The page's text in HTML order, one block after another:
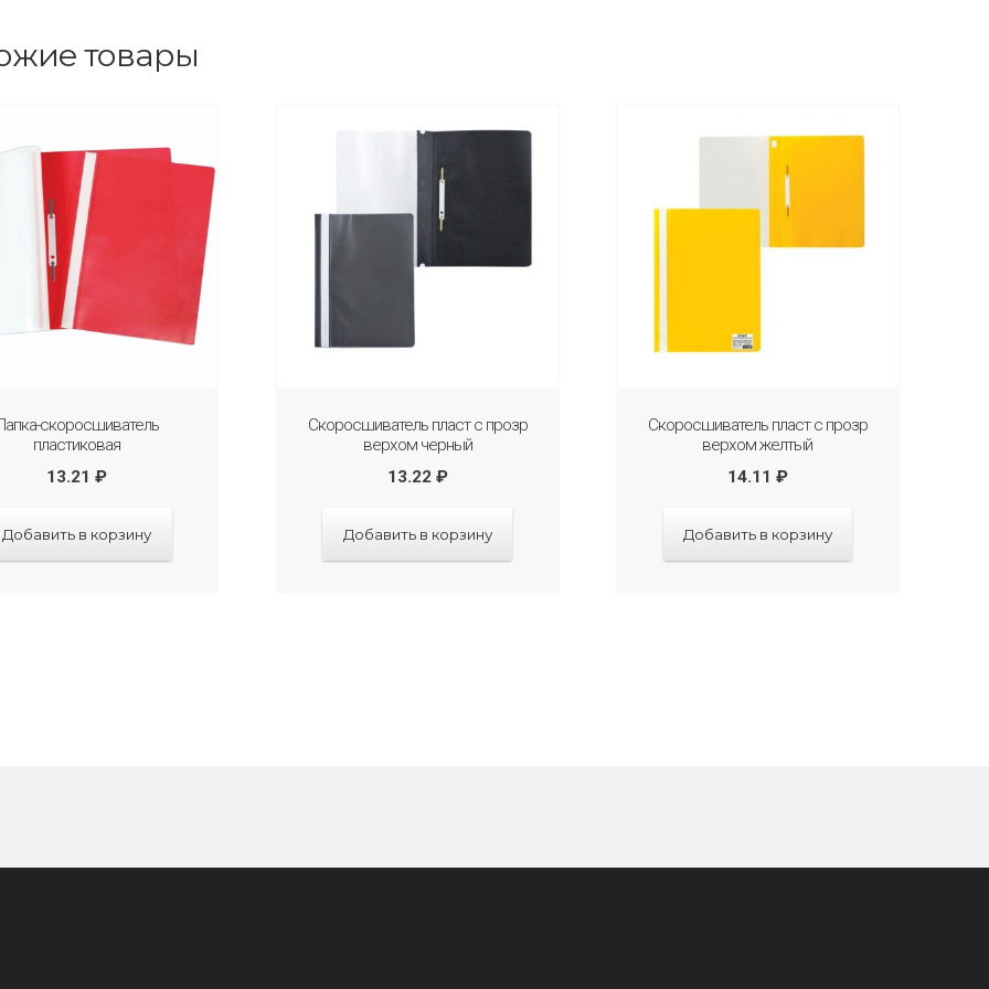
товары
скоросшиватель
пластиковая
13.21₽
Добавить в корзину
Скоросшиватель пласт с прозр
верхом черный
13.22 ₽
Добавить в корзину
Скоросшиватель пласт с прозр
верхом желтый
14.11 ₽
Добавить в корзину